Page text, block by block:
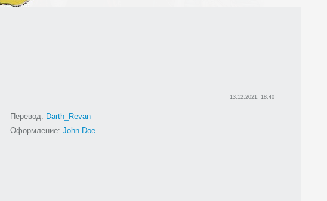
13.12.2021, 18:40
Перевод: Darth_Revan
Оформление: John Doe